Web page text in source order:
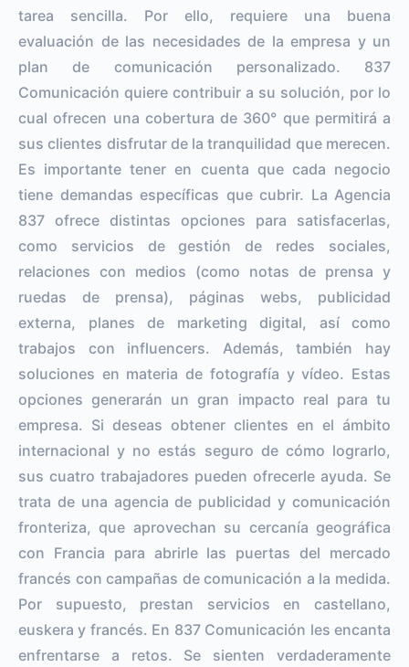
tarea sencilla. Por ello, requiere una buena
evaluación de las necesidades de la empresa y un
plan de comunicación personalizado. 837
Comunicación quiere contribuir a su solución, por lo
cual ofrecen una cobertura de 360° que permitirá a
sus clientes disfrutar de la tranquilidad que merecen.
Es importante tener en cuenta que cada negocio
tiene demandas específicas que cubrir. La Agencia
837 ofrece distintas opciones para satisfacerlas,
como servicios de gestión de redes sociales,
relaciones con medios (como notas de prensa y
ruedas de prensa), páginas webs, publicidad
externa, planes de marketing digital, así como
trabajos con influencers. Además, también hay
soluciones en materia de fotografía y vídeo. Estas
opciones generarán un gran impacto real para tu
empresa. Si deseas obtener clientes en el ámbito
internacional y no estás seguro de cómo lograrlo,
sus cuatro trabajadores pueden ofrecerle ayuda. Se
trata de una agencia de publicidad y comunicación
fronteriza, que aprovechan su cercanía geográfica
con Francia para abrirle las puertas del mercado
francés con campañas de comunicación a la medida.
Por supuesto, prestan servicios en castellano,
euskera y francés. En 837 Comunicación les encanta
enfrentarse a retos. Se sienten verdaderamente